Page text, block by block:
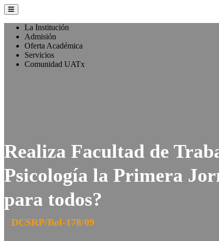
La Institución
Admisión
Oferta Académica
Servicios
Comunidad UATx
Realiza Facultad de
Psicología la Primera
para todos?
DCSRP/Bol-178/09